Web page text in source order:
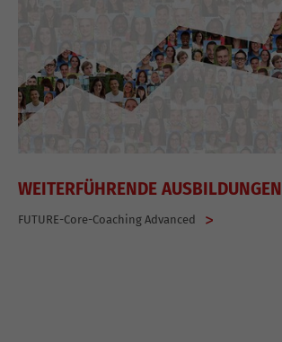
WEITERFÜHRENDE AUSBILDUNGEN
FUTURE-Core-Coaching Advanced